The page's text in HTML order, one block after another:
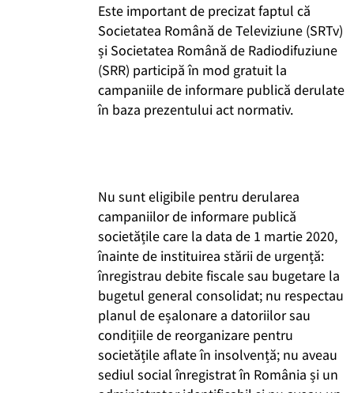
Este important de precizat faptul că
Societatea Română de Televiziune (SRTv)
și Societatea Română de Radiodifuziune
(SRR) participă în mod gratuit la
campaniile de informare publică derulate
în baza prezentului act normativ.
Nu sunt eligibile pentru derularea
campaniilor de informare publică
societățile care la data de 1 martie 2020,
înainte de instituirea stării de urgență:
înregistrau debite fiscale sau bugetare la
bugetul general consolidat; nu respectau
planul de eșalonare a datoriilor sau
condițiile de reorganizare pentru
societățile aflate în insolvență; nu aveau
sediul social înregistrat în România și un